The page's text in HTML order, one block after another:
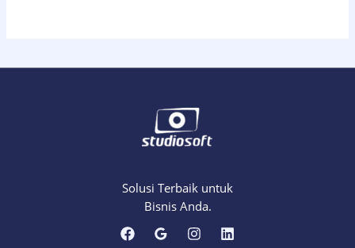
Solusi Terbaik untuk
Bisnis Anda.